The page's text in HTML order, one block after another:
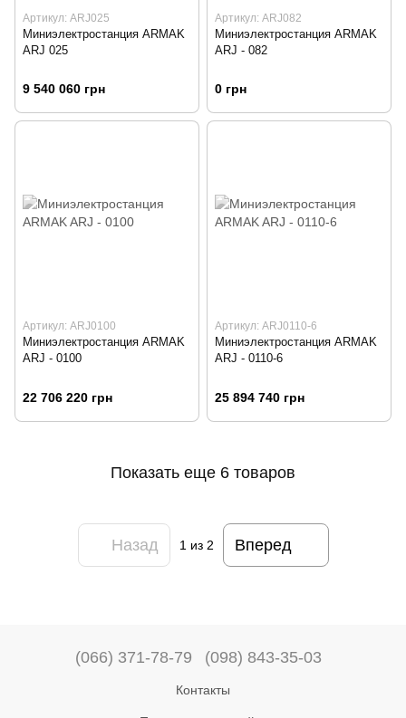
Артикул: ARJ025
Миниэлектростанция ARMAK
ARJ 025
9 540 060 грн
Артикул: ARJ082
Миниэлектростанция ARMAK
ARJ - 082
0 грн
Артикул: ARJ0100
Миниэлектростанция ARMAK
ARJ - 0100
22 706 220 грн
Артикул: ARJ0110-6
Миниэлектростанция ARMAK
ARJ - 0110-6
25 894 740 грн
Показать еще 6 товаров
Назад 1 из 2 Вперед
(066) 371-78-79 (098) 843-35-03
Контакты